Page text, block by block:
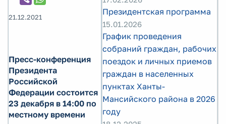
21.12.2021
Пресс-конференция
Президента
Российской
Федерации состоится
23 декабря в 14:00 по
местному времени
Президентская программа
15.01.2026
График проведения
собраний граждан, рабочих
поездок и личных приемов
граждан в населенных
пунктах Ханты-
Мансийского района в 2026
году